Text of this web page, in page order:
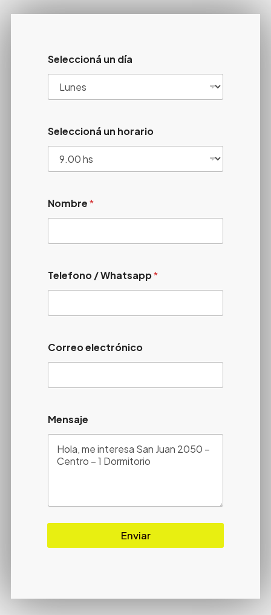
Seleccioná un día
Seleccioná un horario
Nombre*
Telefono / Whatsapp*
Correo electrónico
Mensaje
Enviar